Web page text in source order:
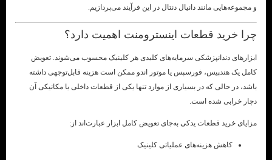
و مجموعه‌هایی مانند دانیال دنتال در این فرآیند می‌پردازیم.
چرا خرید قطعات اینسترومنت اهمیت دارد؟
ابزارهای دندانپزشکی سرمایه‌های کلیدی هر کلینیک محسوب می‌شوند. تعویض
کامل یک هندپیس، فورسپس یا موتور اندو ممکن است هزینه قابل‌توجهی داشته
باشد، در حالی که در بسیاری از موارد تنها یکی از قطعات داخلی یا مکانیکی آن
دچار خرابی شده است.
مزایای خرید قطعات یدکی به‌جای تعویض کامل ابزار عبارت‌اند از:
کاهش هزینه‌های عملیاتی کلینیک